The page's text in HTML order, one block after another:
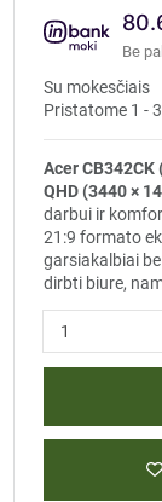
Be
Su mokesčiais
Pristatome 1 -
Acer CB342CK
QHD (3440 ×
darbui ir
21:9 formato
garsiakalbiai
dirbti biure,